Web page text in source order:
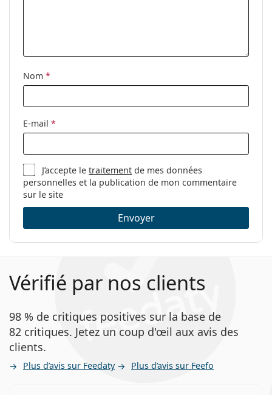
nettoyage:
Non
Catégorie:
Lunettes de vue
Marque:
Calvin Klein
Code:
CK20536 001 17 54
Nom *
E-mail *
J’accepte letraitement de mes données
personnelles et la publication de mon commentaire
sur le site
Envoyer
Vérifié par nos clients
98 % de critiques positives sur la base de
82 critiques. Jetez un coup d'œil aux avis des
clients.
Plus d’avis sur Feedaty Plus d’avis sur Feefo